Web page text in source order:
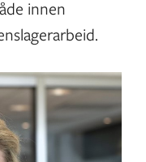
innen